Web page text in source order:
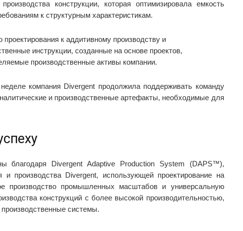
конструкции, которая оптимизировала емкость
к структурным характеристикам.
к аддитивному производству и
инструкции, созданные на основе проектов,
производственные активы компании.
компания Divergent продолжила поддерживать команду
и производственные артефакты, необходимые для
благодаря Divergent Adaptive Production System (DAPS™),
и производства Divergent, использующей проектирование на
производство промышленных масштабов и универсальную
конструкций с более высокой производительностью,
системы.